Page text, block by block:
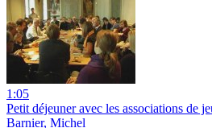
1:05
Petit déjeuner avec les associations de
Barnier, Michel